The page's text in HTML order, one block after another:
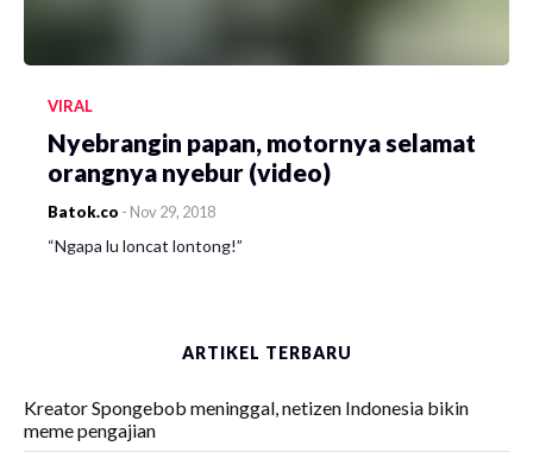
VIRAL
Nyebrangin papan, motornya selamat
orangnya nyebur (video)
Batok.co - Nov 29, 2018
“Ngapa lu loncat lontong!”
ARTIKEL TERBARU
Kreator Spongebob meninggal, netizen Indonesia bikin
meme pengajian